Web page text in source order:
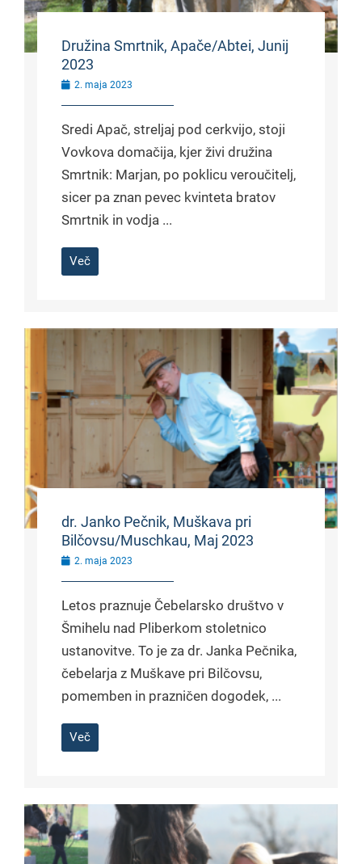
Družina Smrtnik, Apače/Abtei, Junij
2023
2. maja 2023
Sredi Apač, streljaj pod cerkvijo, stoji
Vovkova domačija, kjer živi družina
Smrtnik: Marjan, po poklicu veroučitelj,
sicer pa znan pevec kvinteta bratov
Smrtnik in vodja ...
Več
dr. Janko Pečnik, Muškava pri
Bilčovsu/Muschkau, Maj 2023
2. maja 2023
Letos praznuje Čebelarsko društvo v
Šmihelu nad Pliberkom stoletnico
ustanovitve. To je za dr. Janka Pečnika,
čebelarja z Muškave pri Bilčovsu,
pomemben in prazničen dogodek, ...
Več